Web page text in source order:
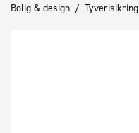
Bolig & design / Tyverisikring